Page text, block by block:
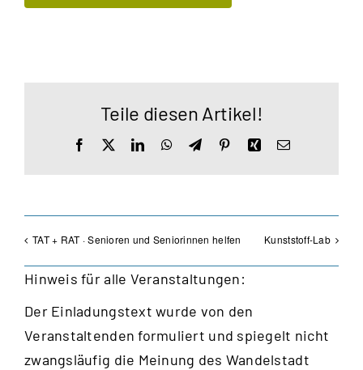
Teile diesen Artikel!
Facebook LinkedInWhatsApp
TelegramPinterestXingE-
TAT + RAT · Senioren und Seniorinnen helfen Kunststoff-Lab
Hinweis für alle Veranstaltungen:
Der Einladungstext wurde von den
Veranstaltenden formuliert und spiegelt nicht
zwangsläufig die Meinung des Wandelstadt